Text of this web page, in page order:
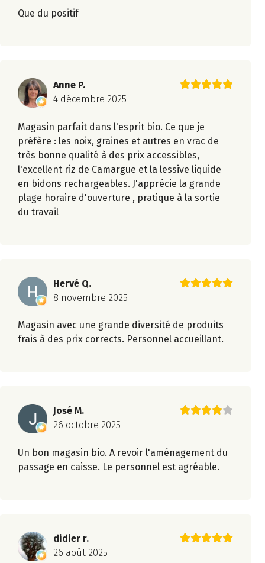
Que du positif
Anne P.
4 décembre 2025
Magasin parfait dans l'esprit bio. Ce que je
préfère : les noix, graines et autres en vrac de
très bonne qualité à des prix accessibles,
l'excellent riz de Camargue et la lessive liquide
en bidons rechargeables. J'apprécie la grande
plage horaire d'ouverture , pratique à la sortie
du travail
Hervé Q.
8 novembre 2025
Magasin avec une grande diversité de produits
frais à des prix corrects. Personnel accueillant.
José M.
26 octobre 2025
Un bon magasin bio. A revoir l'aménagement du
passage en caisse. Le personnel est agréable.
didier r.
26 août 2025